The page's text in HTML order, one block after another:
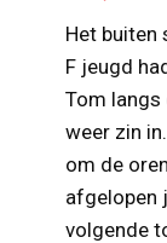
Het buiten
F jeugd
Tom langs
weer zin
om de
afgelopen
volgende